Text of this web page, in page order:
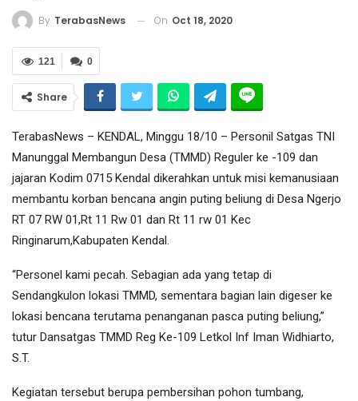
By TerabasNews On Oct 18, 2020
0
121
Share
TerabasNews – KENDAL, Minggu 18/10 – Personil Satgas TNI
Manunggal Membangun Desa (TMMD) Reguler ke -109 dan
jajaran Kodim 0715 Kendal dikerahkan untuk misi kemanusiaan
membantu korban bencana angin puting beliung di Desa Ngerjo
RT 07 RW 01,Rt 11 Rw 01 dan Rt 11 rw 01 Kec
Ringinarum,Kabupaten Kendal.
“Personel kami pecah. Sebagian ada yang tetap di
Sendangkulon lokasi TMMD, sementara bagian lain digeser ke
lokasi bencana terutama penanganan pasca puting beliung,”
tutur Dansatgas TMMD Reg Ke-109 Letkol Inf Iman Widhiarto,
S.T.
Kegiatan tersebut berupa pembersihan pohon tumbang,